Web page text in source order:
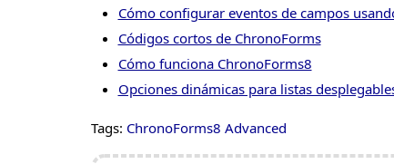
Cómo configurar eventos de campos
Códigos cortos de ChronoForms
Cómo funciona ChronoForms8
Opciones dinámicas para listas
Tags: ChronoForms8 Advanced